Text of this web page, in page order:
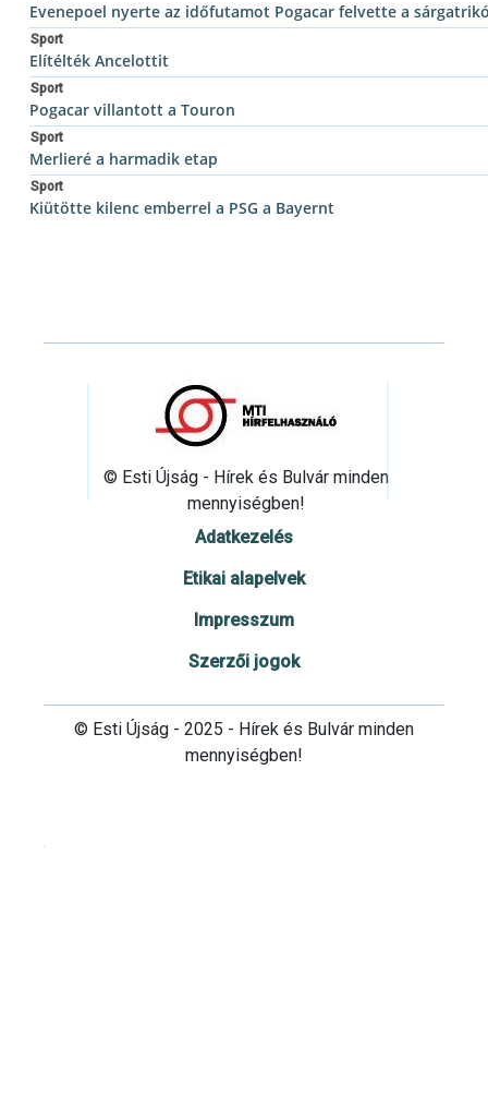
Evenepoel nyerte az időfutamot Pogacar felvette a
Sport
Elítélték Ancelottit
Sport
Pogacar villantott a Touron
Sport
Merlieré a harmadik etap
Sport
Kiütötte kilenc emberrel a PSG a Bayernt
© Esti Újság - Hírek és Bulvár minden
mennyiségben!
Adatkezelés
Etikai alapelvek
Impresszum
Szerzői jogok
© Esti Újság - 2025 - Hírek és Bulvár minden
mennyiségben!